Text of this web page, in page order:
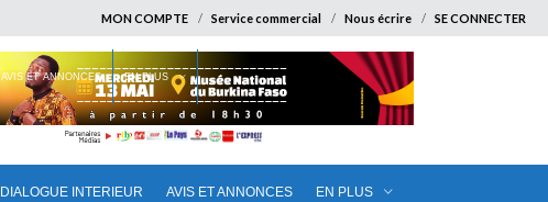
MON COMPTE Service commercial Nous écrire SE CONNECTER
DIALOGUE INTERIEUR AVIS ET ANNONCES EN PLUS
AVIS ET ANNONCES EN PLUS